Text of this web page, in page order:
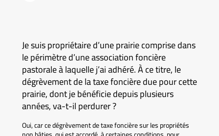
Je suis propriétaire d’une prairie comprise dans
le périmètre d’une association foncière
pastorale à laquelle j’ai adhéré. À ce titre, le
dégrèvement de la taxe foncière due pour cette
prairie, dont je bénéficie depuis plusieurs
années, va-t-il perdurer ?
Oui, car ce dégrèvement de taxe foncière sur les propriétés